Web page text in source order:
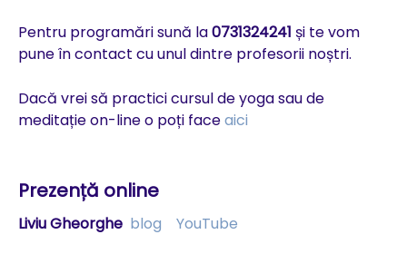
Pentru programări sună la0731324241 și te vom
pune în contact cu unul dintre profesorii noștri.
Dacă vrei să practici cursul de yoga sau de
meditație on-line o poți faceaici
Prezență online
Liviu Gheorghe blog YouTube